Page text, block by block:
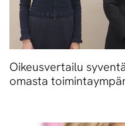
Oikeusvertailu
omasta